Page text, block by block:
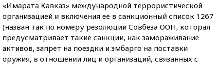
«Имарата Кавказ» международной террористической
организацией и включения ее в санкционный список 1267
(назван так по номеру резолюции Совбеза ООН, которая
предусматривает такие санкции, как замораживание
активов, запрет на поездки и эмбарго на поставки
оружия, в отношении лиц и организаций, связанных с